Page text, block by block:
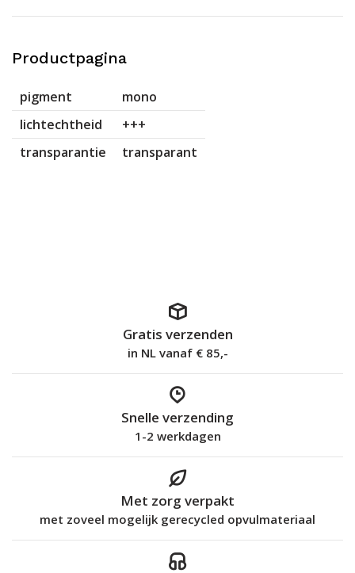
Productpagina
pigment
mono
lichtechtheid
+++
transparantie
transparant
Gratis verzenden
in NL vanaf € 85,-
Snelle verzending
1-2 werkdagen
Met zorg verpakt
met zoveel mogelijk gerecycled opvulmateriaal